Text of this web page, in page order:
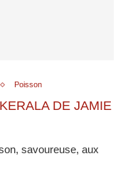
Poisson
DE JAMIE
savoureuse, aux